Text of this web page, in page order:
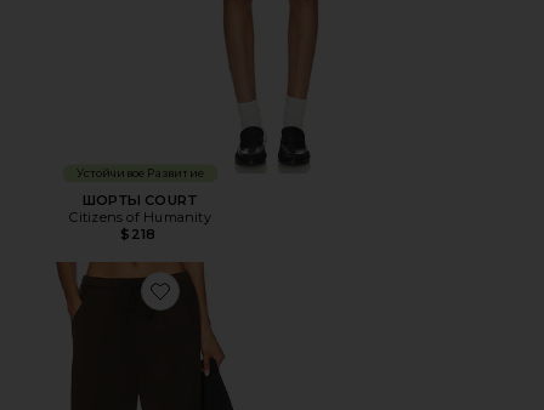
Устойчивое Развитие
ШОРТЫ COURT
Citizens of Humanity
$218
Favorite БРЮКИ AURORA